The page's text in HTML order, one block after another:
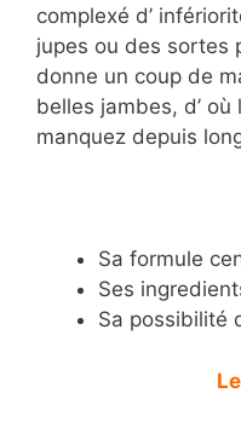
complexé d’
jupes ou des sortes
donne un coup de
belles jambes, d’
manquez depuis
Sa formule
Ses
Sa possibilité